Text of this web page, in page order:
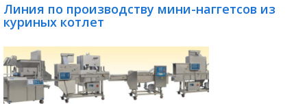
Линия по производству мини-наггетсов из
куриных котлет